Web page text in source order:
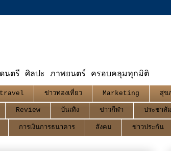
นตรี ศิลปะ ภาพยนตร์ ครอบคลุมทุกมิติ
travel ข่าวท่องเที่ยว Marketing สุข
Review บันเทิง ข่าวกีฬา ประชาสั
การเงินการธนาคาร สังคม ข่าวประกัน